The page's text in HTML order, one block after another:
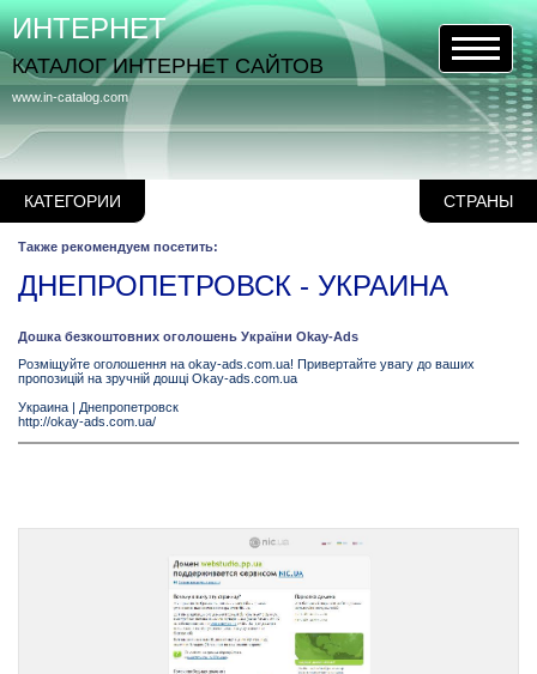
КАТЕГОРИИ СТРАНЫ
www.in-catalog.com
ИНТЕРНЕТ
КАТАЛОГ ИНТЕРНЕТ САЙТОВ
Также рекомендуем посетить:
ДНЕПРОПЕТРОВСК - УКРАИНА
Дошка безкоштовних оголошень України Okay-Ads
Розміщуйте оголошення на okay-ads.com.ua! Привертайте увагу до ваших
пропозицій на зручній дошці Okay-ads.com.ua
Украина | Днепропетровск
http://okay-ads.com.ua/